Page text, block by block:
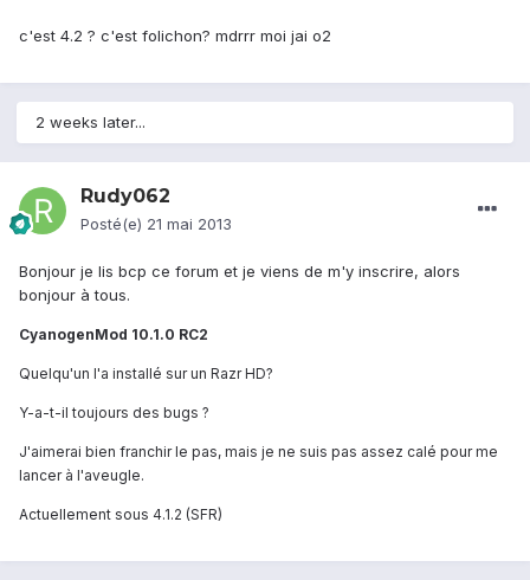
c'est 4.2 ? c'est folichon? mdrrr moi jai o2
2 weeks later...
Rudy062
Posté(e) 21 mai 2013
Bonjour je lis bcp ce forum et je viens de m'y inscrire, alors
bonjour à tous.
CyanogenMod 10.1.0 RC2
Quelqu'un l'a installé sur un Razr HD?
Y-a-t-il toujours des bugs ?
J'aimerai bien franchir le pas, mais je ne suis pas assez calé pour me
lancer à l'aveugle.
Actuellement sous 4.1.2 (SFR)